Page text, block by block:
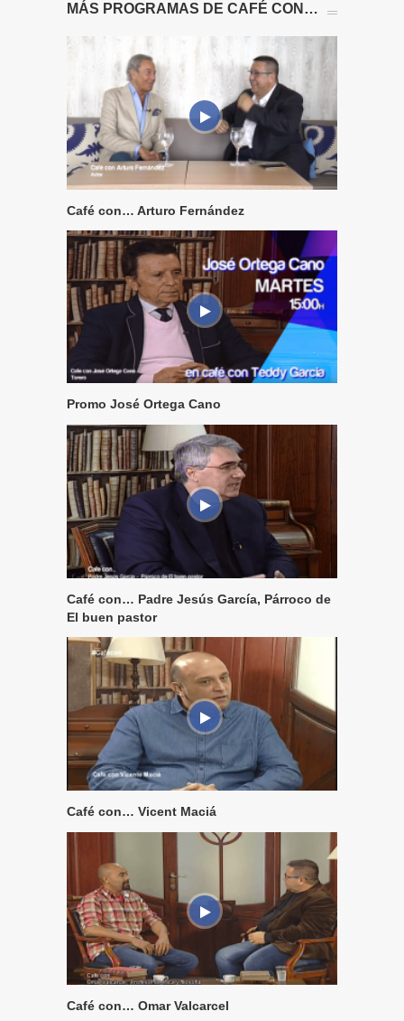
MÁS PROGRAMAS DE CAFÉ CON…
Café con… Arturo Fernández
Promo José Ortega Cano
Café con… Padre Jesús García, Párroco de
El buen pastor
Café con… Vicent Maciá
Café con… Omar Valcarcel